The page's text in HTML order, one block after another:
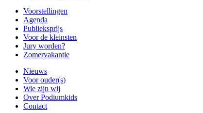
Voorstellingen
Agenda
Publieksprijs
Voor de kleinsten
Jury worden?
Zomervakantie
Nieuws
Voor ouder(s)
Wie zijn wij
Over Podiumkids
Contact